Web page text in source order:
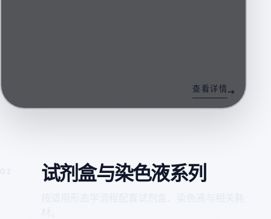
查看详情
试剂盒与染色液系列